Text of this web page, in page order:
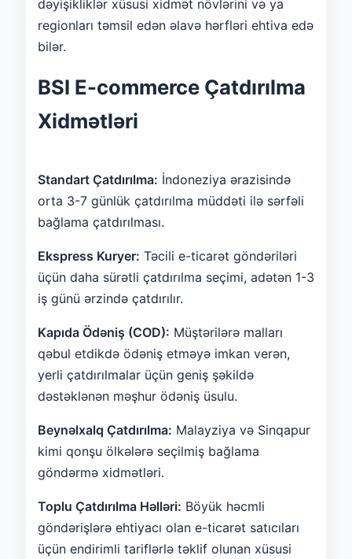
dəyişikliklər xüsusi xidmət növlərini və ya
regionları təmsil edən əlavə hərfləri ehtiva edə
bilər.
BSI E-commerce Çatdırılma
Xidmətləri
Standart Çatdırılma: İndoneziya ərazisində
orta 3-7 günlük çatdırılma müddəti ilə sərfəli
bağlama çatdırılması.
Ekspress Kuryer: Təcili e-ticarət göndəriləri
üçün daha sürətli çatdırılma seçimi, adətən 1-3
iş günü ərzində çatdırılır.
Kapıda Ödəniş (COD): Müştərilərə malları
qəbul etdikdə ödəniş etməyə imkan verən,
yerli çatdırılmalar üçün geniş şəkildə
dəstəklənən məşhur ödəniş üsulu.
Beynəlxalq Çatdırılma: Malayziya və Sinqapur
kimi qonşu ölkələrə seçilmiş bağlama
göndərmə xidmətləri.
Toplu Çatdırılma Həlləri: Böyük həcmli
göndərişlərə ehtiyacı olan e-ticarət satıcıları
üçün endirimli tariflərlə təklif olunan xüsusi